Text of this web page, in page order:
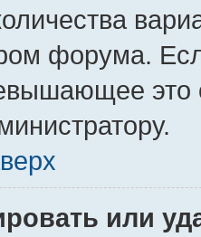
форума.
это
или